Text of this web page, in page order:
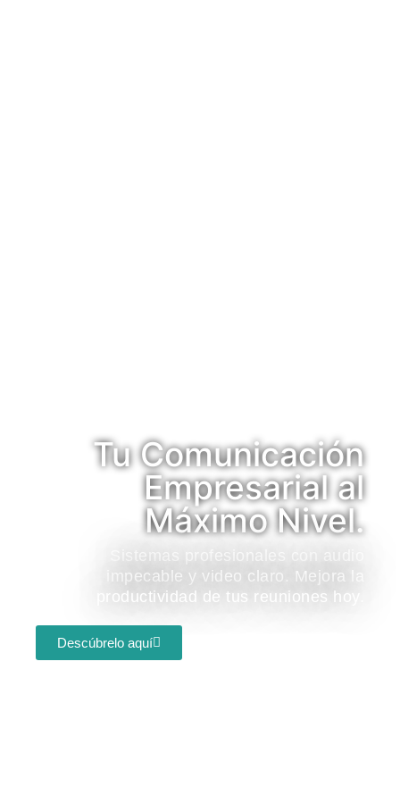
Tu Comunicación
Empresarial al
Máximo Nivel.
Sistemas profesionales con audio
impecable y video claro. Mejora la
productividad de tus reuniones hoy.
Descúbrelo aquí